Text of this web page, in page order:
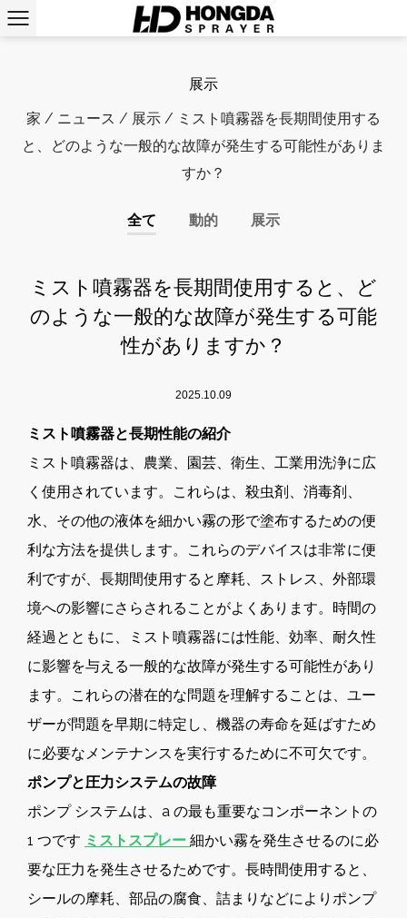
展示
家 / ニュース / 展示 / ミスト噴霧器を長期間使用する
と、どのような一般的な故障が発生する可能性がありま
すか？
全て 動的 展示
ミスト噴霧器を長期間使用すると、ど
のような一般的な故障が発生する可能
性がありますか？
2025.10.09
ミスト噴霧器と長期性能の紹介
ミスト噴霧器は、農業、園芸、衛生、工業用洗浄に広
く使用されています。これらは、殺虫剤、消毒剤、
水、その他の液体を細かい霧の形で塗布するための便
利な方法を提供します。これらのデバイスは非常に便
利ですが、長期間使用すると摩耗、ストレス、外部環
境への影響にさらされることがよくあります。時間の
経過とともに、ミスト噴霧器には性能、効率、耐久性
に影響を与える一般的な故障が発生する可能性があり
ます。これらの潜在的な問題を理解することは、ユー
ザーが問題を早期に特定し、機器の寿命を延ばすため
に必要なメンテナンスを実行するために不可欠です。
ポンプと圧力システムの故障
ポンプ システムは、a の最も重要なコンポーネントの
1 つです ミストスプレー 細かい霧を発生させるのに必
要な圧力を発生させるためです。長時間使用すると、
シールの摩耗、部品の腐食、詰まりなどによりポンプ